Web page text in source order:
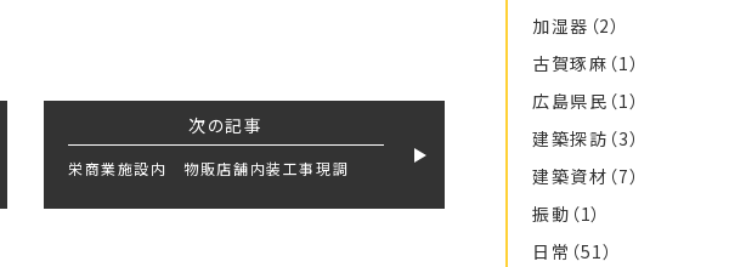
次の記事
栄商業施設内 物販店舗内装工事現調
加湿器 （2）
古賀琢麻 （1）
広島県民 （1）
建築探訪 （3）
建築資材 （7）
振動 （1）
日常 （51）